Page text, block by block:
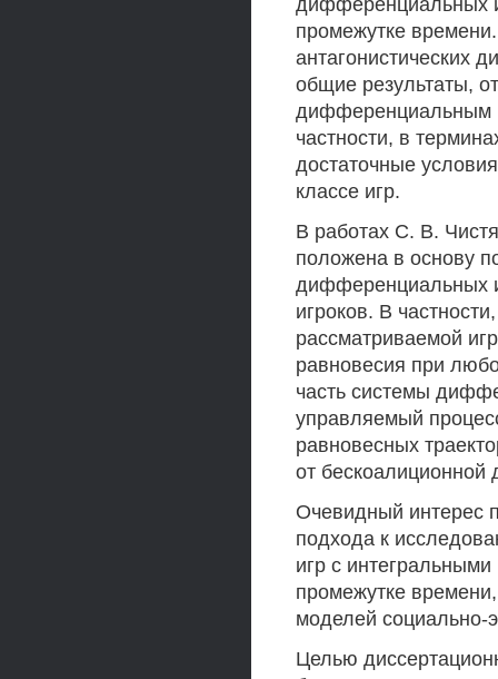
дифференциальных
промежутке
антагонистических
общие результаты,
дифференциальным
частности, в
достаточные
классе игр.
В работах С. В.
положена в основу
дифференциальных
игроков. В
рассматриваемой
равновесия при
часть системы
управляемый
равновесных
от
Очевидный интерес
подхода к
игр с
промежутке
моделей социально-
Целью